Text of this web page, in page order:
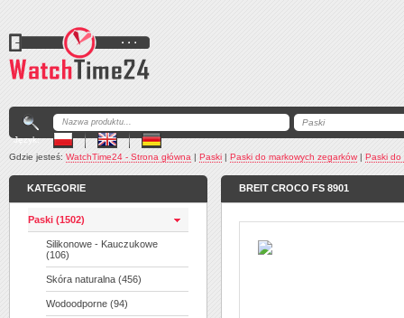
Język:
Gdzie jesteś: WatchTime24 - Strona główna | Paski | Paski do markowych zegarków | Paski do
KATEGORIE
Paski (1502)
Silikonowe - Kauczukowe
(106)
Skóra naturalna (456)
Wodoodporne (94)
BREIT CROCO FS 8901